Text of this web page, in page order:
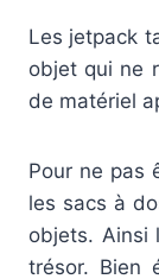
Les jetpack
objet qui ne
de matériel
Pour ne pas
les sacs à
objets. Ainsi
trésor. Bien